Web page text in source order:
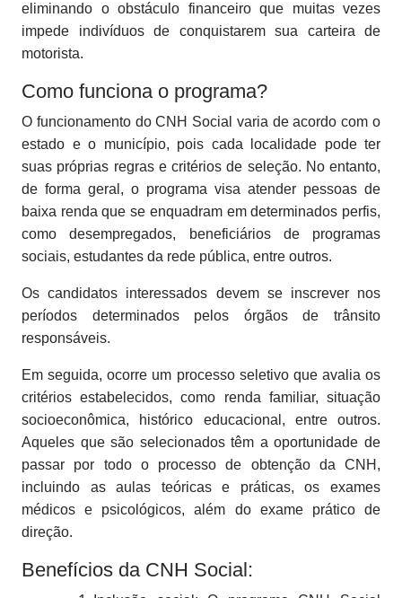
eliminando o obstáculo financeiro que muitas vezes
impede indivíduos de conquistarem sua carteira de
motorista.
Como funciona o programa?
O funcionamento do CNH Social varia de acordo com o
estado e o município, pois cada localidade pode ter
suas próprias regras e critérios de seleção. No entanto,
de forma geral, o programa visa atender pessoas de
baixa renda que se enquadram em determinados perfis,
como desempregados, beneficiários de programas
sociais, estudantes da rede pública, entre outros.
Os candidatos interessados devem se inscrever nos
períodos determinados pelos órgãos de trânsito
responsáveis.
Em seguida, ocorre um processo seletivo que avalia os
critérios estabelecidos, como renda familiar, situação
socioeconômica, histórico educacional, entre outros.
Aqueles que são selecionados têm a oportunidade de
passar por todo o processo de obtenção da CNH,
incluindo as aulas teóricas e práticas, os exames
médicos e psicológicos, além do exame prático de
direção.
Benefícios da CNH Social: